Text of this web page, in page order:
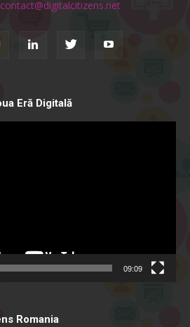
contact@digitalcitizens.net
Eră Digitală
09:09
Romania